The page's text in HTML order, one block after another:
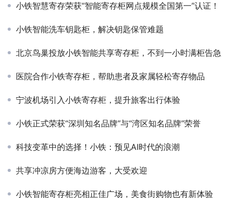
小铁智慧寄存荣获“智能寄存柜网点规模全国第一”认证！
小铁智能洗车钥匙柜，解决钥匙保管难题
北京鸟巢投放小铁智能共享寄存柜，不到一小时满柜告急
医院合作小铁寄存柜，帮助患者及家属轻松寄存物品
宁波机场引入小铁寄存柜，提升旅客出行体验
小铁正式荣获“深圳知名品牌”与“湾区知名品牌”荣誉
科技变革中的选择！小铁：预见AI时代的浪潮
共享冲凉房方便海边游客，大受欢迎
小铁智能寄存柜亮相正佳广场，美食街购物也有新体验